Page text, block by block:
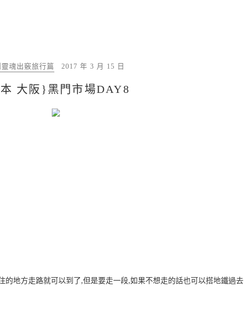
靈魂出竅旅行篇 2017 年 3 月 15 日
大阪}黑門市場DAY8
的地方走路就可以到了,但是要走一段,如果不想走的話也可以搭地鐵過去